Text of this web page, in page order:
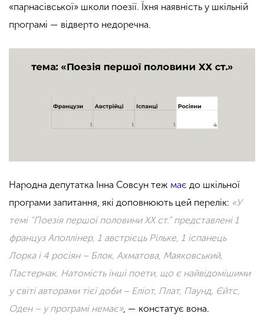
«парнасівської» школи поезії. Їхня наявність у шкільній
програмі — відверто недоречна.
Народна депутатка Інна Совсун теж має до шкільної
програми запитання, які доповнюють цей перелік: «У
темі “Поезія першої половини ХХ ст.” представлені 1
француз Аполлінер, 1 австрієць Рільке, 1 іспанець
Лорка і 4 росіян – Блок, Ахматова, Маяковський,
Пастернак. Натомість інші поети, що є найвідомішими
у світі авторами тієї доби – Еліот, Плат, Паунд, Єйтс,
Оден – у програмі немає», — констатує вона.